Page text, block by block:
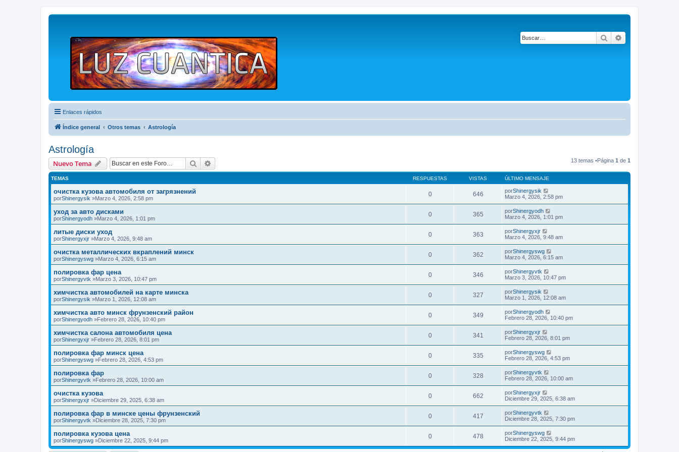
Buscar
Enlaces rápidos
Índice general Otros temas Astrología
Astrología
Nuevo Tema Buscar 13 temas •Página 1 de 1
TEMAS RESPUESTAS VISTAS ÚLTIMO MENSAJE
очистка кузова автомобиля от загрязнений
porShinergysik »Marzo 4, 2026, 2:58 pm
0 646 porShinergysik
Marzo 4, 2026, 2:58 pm
уход за авто дисками
porShinergyodh »Marzo 4, 2026, 1:01 pm
0 365 porShinergyodh
Marzo 4, 2026, 1:01 pm
литые диски уход
porShinergyxjr »Marzo 4, 2026, 9:48 am
0 363 porShinergyxjr
Marzo 4, 2026, 9:48 am
очистка металлических вкраплений минск
porShinergyswg »Marzo 4, 2026, 6:15 am
0 362 porShinergyswg
Marzo 4, 2026, 6:15 am
полировка фар цена
porShinergyvtk »Marzo 3, 2026, 10:47 pm
0 346 porShinergyvtk
Marzo 3, 2026, 10:47 pm
химчистка автомобилей на карте минска
porShinergysik »Marzo 1, 2026, 12:08 am
0 327 porShinergysik
Marzo 1, 2026, 12:08 am
химчистка авто минск фрунзенский район
porShinergyodh »Febrero 28, 2026, 10:40 pm
0 349 porShinergyodh
Febrero 28, 2026, 10:40 pm
химчистка салона автомобиля цена
porShinergyxjr »Febrero 28, 2026, 8:01 pm
0 341 porShinergyxjr
Febrero 28, 2026, 8:01 pm
полировка фар минск цена
porShinergyswg »Febrero 28, 2026, 4:53 pm
0 335 porShinergyswg
Febrero 28, 2026, 4:53 pm
полировка фар
porShinergyvtk »Febrero 28, 2026, 10:00 am
0 328 porShinergyvtk
Febrero 28, 2026, 10:00 am
очистка кузова
porShinergyxjr »Diciembre 29, 2025, 6:38 am
0 662 porShinergyxjr
Diciembre 29, 2025, 6:38 am
полировка фар в минске цены фрунзенский
porShinergyvtk »Diciembre 28, 2025, 7:30 pm
0 417 porShinergyvtk
Diciembre 28, 2025, 7:30 pm
полировка кузова цена
porShinergyswg »Diciembre 22, 2025, 9:44 pm
0 478 porShinergyswg
Diciembre 22, 2025, 9:44 pm